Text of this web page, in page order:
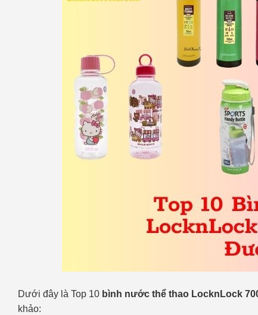
Dưới đây là Top 10 bình nước thể thao LocknLock
khảo: